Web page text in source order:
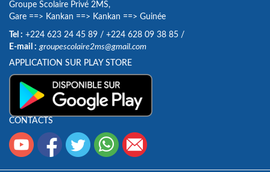
Groupe Scolaire Privé 2MS,
Gare ==> Kankan ==> Kankan ==> Guinée
Tel : +224 623 24 45 89 / +224 628 09 38 85 /
E-mail : groupescolaire2ms@gmail.com
APPLICATION SUR PLAY STORE
CONTACTS